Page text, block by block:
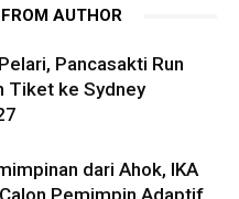
FROM AUTHOR
Pancasakti Run
Tiket ke Sydney
dari Ahok, IKA